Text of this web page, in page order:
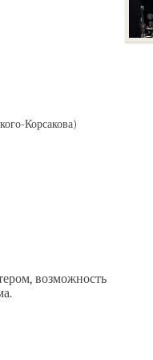
Корсакова)
возможность